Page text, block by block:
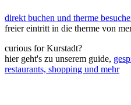
direkt buchen und therme
freier eintritt in die therme von
curious for Kurstadt?
hier geht's zu unserem guide,
restaurants, shopping und mehr